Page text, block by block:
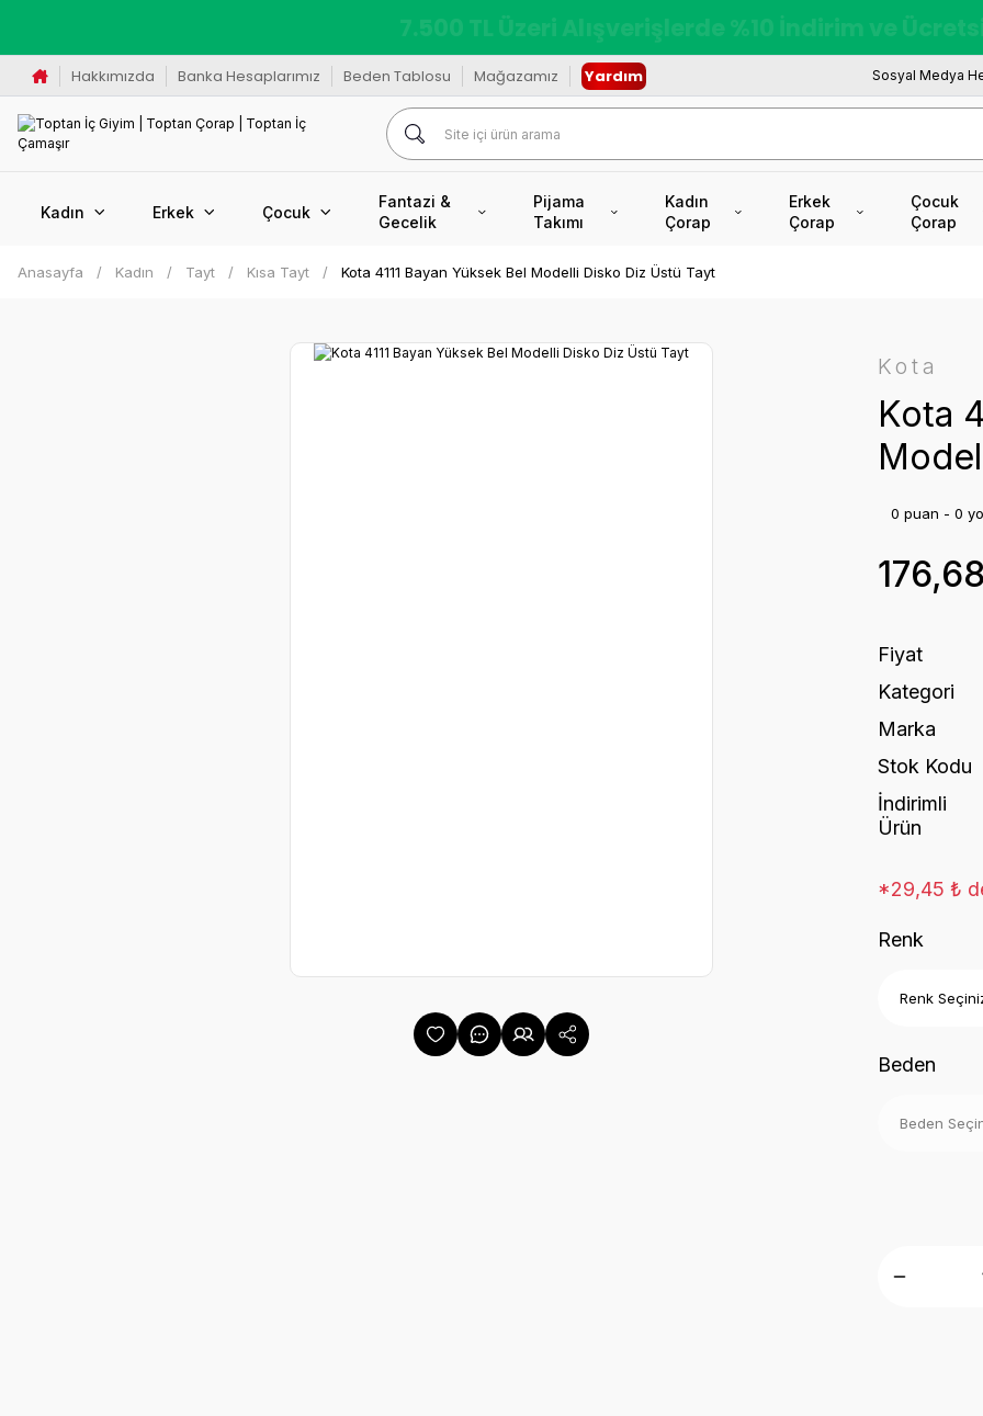
Kredi Kartına Vade Farksız +6 Taksit
Hakkımızda Banka Hesaplarımız Beden Tablosu Mağazamız Yardım Sosyal Medya
Kadın Erkek Çocuk
Fantazi &
Gecelik
Pijama
Takımı
Kadın
Çorap
Erkek
Çorap
Çocuk
Çorap
Anasayfa Kadın Tayt Kısa Tayt Kota 4111 Bayan Yüksek Bel Modelli Disko Diz Üstü Tayt
Kota
Kota
0 puan - 0
Fiyat
Kategori
Marka
Stok Kodu
İndirimli
Ürün
*29,45 ₺
Renk
Beden